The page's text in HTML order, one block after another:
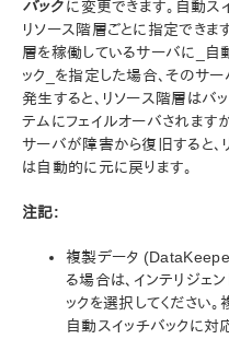
SPS でマルチバイ
LifeKeeper for
DataKeeper
volume.exe を置
LifeKeeper
LifeKeeper for
ユーザーガイド
総合メッセージカタログ
アプリケーションリカバリ
バックに変更できます。自動ス
リソース階層ごとに指定できま
層を稼働しているサーバに_自
ック_を指定した場合、そのサ
発生すると、リソース階層はバ
テムにフェイルオーバされます
サーバが障害から復旧すると、
は自動的に元に戻ります。
注記:
複製データ
る場合は、インテリジェ
ックを選択してください
自動スイッチバックに対